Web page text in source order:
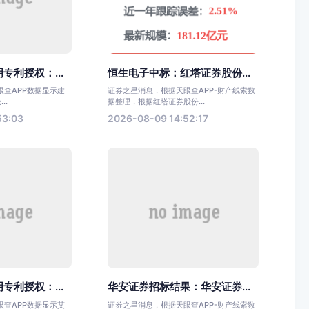
专利授权：...
查APP数据显示建
恒生电子中标：红塔证券股份...
证券之星消息，根据天眼查APP-财产线索数
据整理，根据红塔证券股份...
2026-08-09 14:52:17
专利授权：...
查APP数据显示艾
华安证券招标结果：华安证券...
证券之星消息，根据天眼查APP-财产线索数